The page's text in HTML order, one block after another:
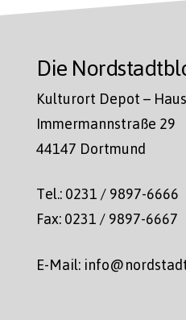
Die
Kulturort Depot –
Immermannstraße 29
44147 Dortmund
Tel.: 0231 / 9897-6666
Fax: 0231 / 9897-6667
E-Mail: